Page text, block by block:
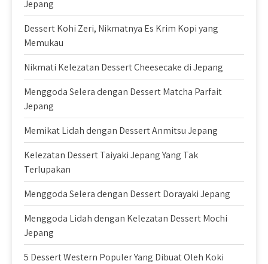
Jepang
Dessert Kohi Zeri, Nikmatnya Es Krim Kopi yang
Memukau
Nikmati Kelezatan Dessert Cheesecake di Jepang
Menggoda Selera dengan Dessert Matcha Parfait
Jepang
Memikat Lidah dengan Dessert Anmitsu Jepang
Kelezatan Dessert Taiyaki Jepang Yang Tak
Terlupakan
Menggoda Selera dengan Dessert Dorayaki Jepang
Menggoda Lidah dengan Kelezatan Dessert Mochi
Jepang
5 Dessert Western Populer Yang Dibuat Oleh Koki